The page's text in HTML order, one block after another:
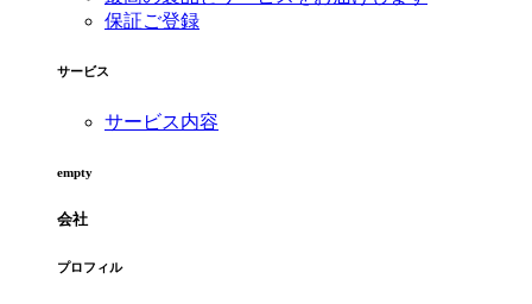
保証ご登録
サービス
サービス内容
empty
会社
プロフィル